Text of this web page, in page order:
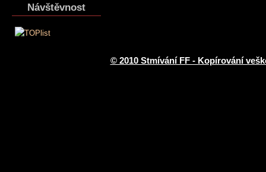
Návštěvnost
© 2010 Stmívání FF - Kopírování